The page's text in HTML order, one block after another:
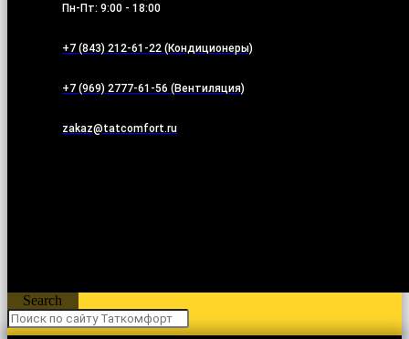
Пн-Пт: 9:00 - 18:00
+7 (843) 212-61-22 (Кондиционеры)
+7 (969) 2777-61-56 (Вентиляция)
zakaz@tatcomfort.ru
Search